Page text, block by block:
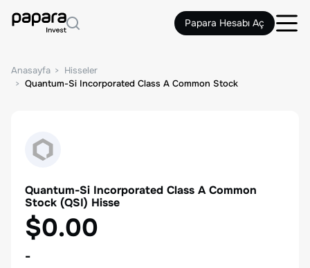
Papara Hesabı Aç
Anasayfa
Hisseler
Quantum-Si Incorporated Class A Common Stock
Quantum-Si Incorporated Class A Common
Stock (QSI) Hisse
$0.00
-